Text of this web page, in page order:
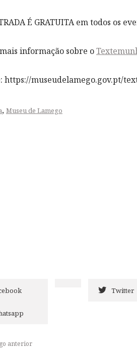
É GRATUITA em todos os
informação sobre o
https://museudelamego.gov.pt/
, Museu de Lamego
Twitter
anterior